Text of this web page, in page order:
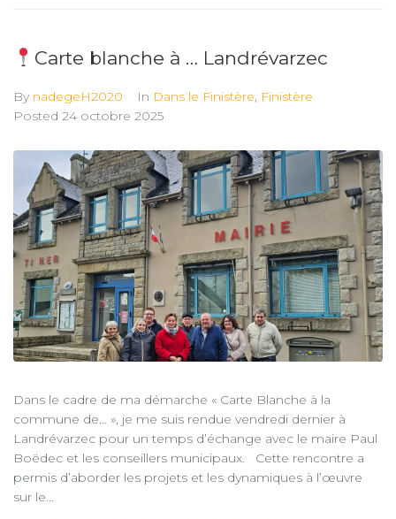
Carte blanche à … Landrévarzec
By nadegeH2020 In Dans le Finistère, Finistère
Posted 24 octobre 2025
Dans le cadre de ma démarche « Carte Blanche à la
commune de… », je me suis rendue vendredi dernier à
Landrévarzec pour un temps d’échange avec le maire Paul
Boëdec et les conseillers municipaux. Cette rencontre a
permis d’aborder les projets et les dynamiques à l’œuvre
sur le...